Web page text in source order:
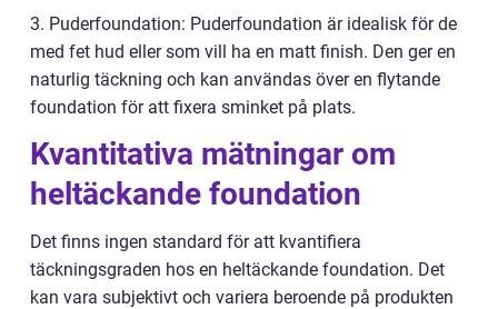
3. Puderfoundation: Puderfoundation är idealisk för de
med fet hud eller som vill ha en matt finish. Den ger en
naturlig täckning och kan användas över en flytande
foundation för att fixera sminket på plats.
Kvantitativa mätningar om
heltäckande foundation
Det finns ingen standard för att kvantifiera
täckningsgraden hos en heltäckande foundation. Det
kan vara subjektivt och variera beroende på produkten